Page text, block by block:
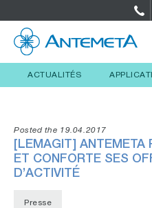
ACTUALITÉS
Posted the 19.04.2017
[LEMAGIT] ANTEMETA
ET CONFORTE SES
D’ACTIVITÉ
Presse